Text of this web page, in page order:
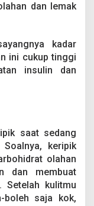
dan lemak
kadar
ini cukup tinggi
insulin dan
saat sedang
keripik
olahan
dan membuat
Setelah kulitmu
boleh saja kok,